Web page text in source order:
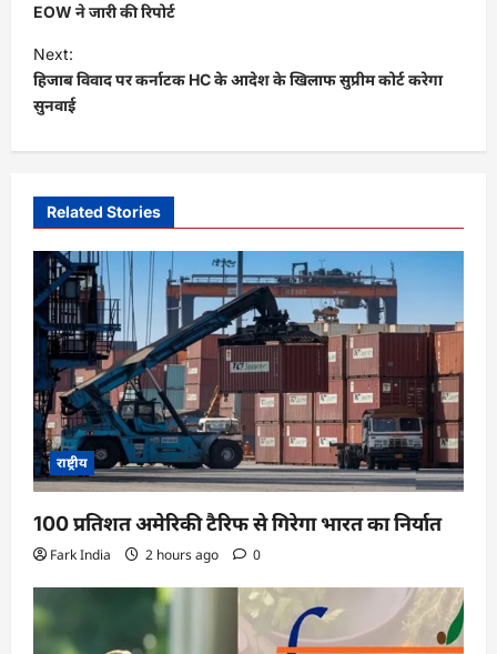
s
t
n
a
v
g
a
t
i
o
n
EOW ने जारी की रिपोर्ट
Next:
हिजाब विवाद पर कर्नाटक HC के आदेश के खिलाफ सुप्रीम कोर्ट करेगा
सुनवाई
Related Stories
राष्ट्रीय
100 प्रतिशत अमेरिकी टैरिफ से गिरेगा भारत का निर्यात
Fark India 2 hours ago 0